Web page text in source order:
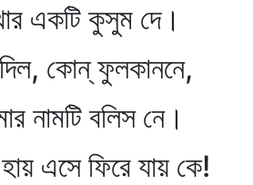
একটি কুসুম দে।
কোন্‌ ফুলকাননে,
বলিস নে।
এসে ফিরে যায় কে!